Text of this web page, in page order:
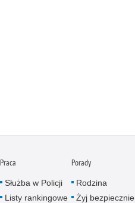
Praca
Służba w Policji
Listy rankingowe
Porady
Rodzina
Żyj bezpiecznie